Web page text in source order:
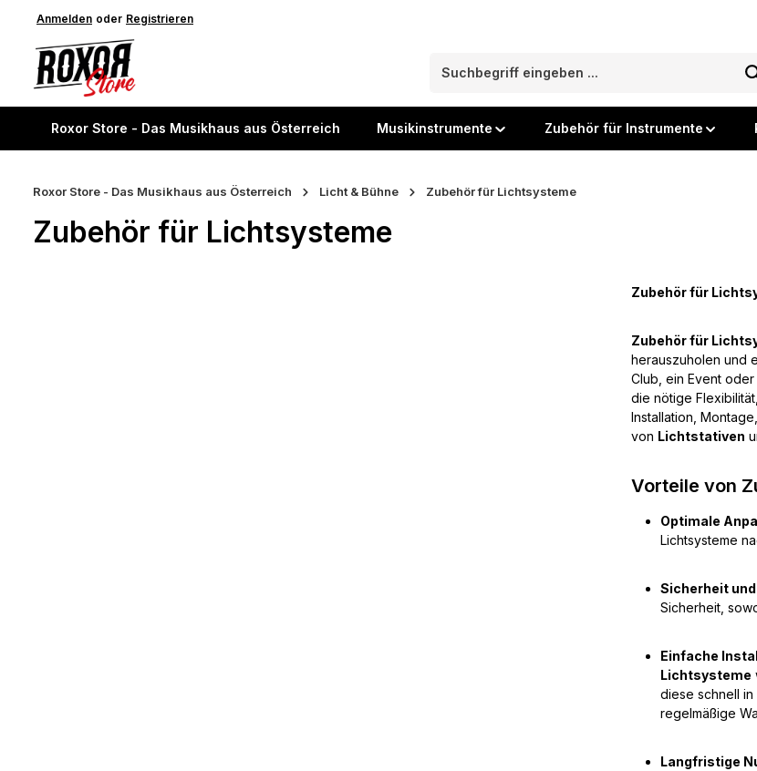
Zur Hauptnavigation springen
Anmelden oder Registrieren
Roxor Store - Das Musikhaus aus Österreich Musikinstrumente Zubehör für Instrumente
Roxor Store - Das Musikhaus aus Österreich Licht & Bühne Zubehör für Lichtsysteme
Zubehör für Lichtsysteme
Zubehör für
Zubehör für
herauszuholen und
Club, ein Event
die nötige
Installation,
von Lichtstativen
Vorteile von
Optimale
Lichtsysteme
Sicherheit
Sicherheit,
Einfache
Lichtsysteme
diese schnell
regelmäßige
Langfristige